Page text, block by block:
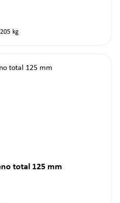
205 kg
total 125 mm